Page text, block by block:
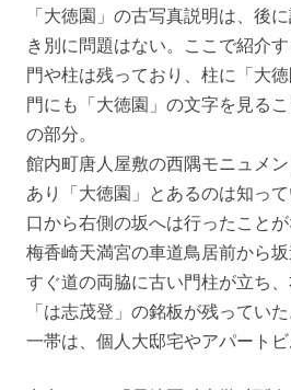
「大徳園」の古写真説明は、後
き別に問題はない。ここで紹介
門や柱は残っており、柱に「大
門にも「大徳園」の文字を見る
の部分。
館内町唐人屋敷の西隅モニュメ
あり「大徳園」とあるのは知っ
口から右側の坂へは行ったことが
梅香崎天満宮の車道鳥居前から坂
すぐ道の両脇に古い門柱が立ち
「は志茂登」の銘板が残ってい
一帯は、個人大邸宅やアパートビ